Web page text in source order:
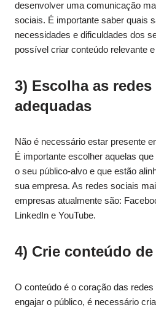
desenvolver uma comunicação
sociais. É importante saber quais
necessidades e dificuldades dos
possível criar conteúdo relevante
3) Escolha as
adequadas
Não é necessário estar presente
É importante escolher aquelas
o seu público-alvo e que estão
sua empresa. As redes sociais
empresas atualmente são:
LinkedIn e YouTube.
4) Crie conteúdo
O conteúdo é o coração das
engajar o público, é necessário